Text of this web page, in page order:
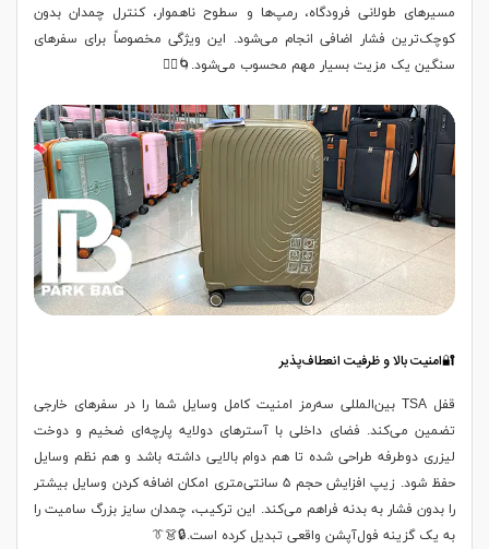
مسیرهای طولانی فرودگاه، رمپ‌ها و سطوح ناهموار، کنترل چمدان بدون
کوچک‌ترین فشار اضافی انجام می‌شود. این ویژگی مخصوصاً برای سفرهای
سنگین یک مزیت بسیار مهم محسوب می‌شود.🌀🚶‍♂️
🔐امنیت بالا و ظرفیت انعطاف‌پذیر
قفل TSA بین‌المللی سه‌رمز امنیت کامل وسایل شما را در سفرهای خارجی
تضمین می‌کند. فضای داخلی با آسترهای دولایه پارچه‌ای ضخیم و دوخت
لیزری دوطرفه طراحی شده تا هم دوام بالایی داشته باشد و هم نظم وسایل
حفظ شود. زیپ افزایش حجم ۵ سانتی‌متری امکان اضافه کردن وسایل بیشتر
را بدون فشار به بدنه فراهم می‌کند. این ترکیب، چمدان سایز بزرگ سامیت را
به یک گزینه فول‌آپشن واقعی تبدیل کرده است.🔒👗👔